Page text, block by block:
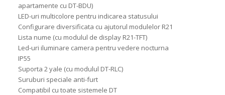
apartamente cu DT-BDU)
LED-uri multicolore pentru indicarea statusului
Configurare diversificata cu ajutorul modulelor R21
Lista nume (cu modulul de display R21-TFT)
Led-uri iluminare camera pentru vedere nocturna
IP55
Suporta 2 yale (cu modulul DT-RLC)
Suruburi speciale anti-furt
Compatibil cu toate sistemele DT